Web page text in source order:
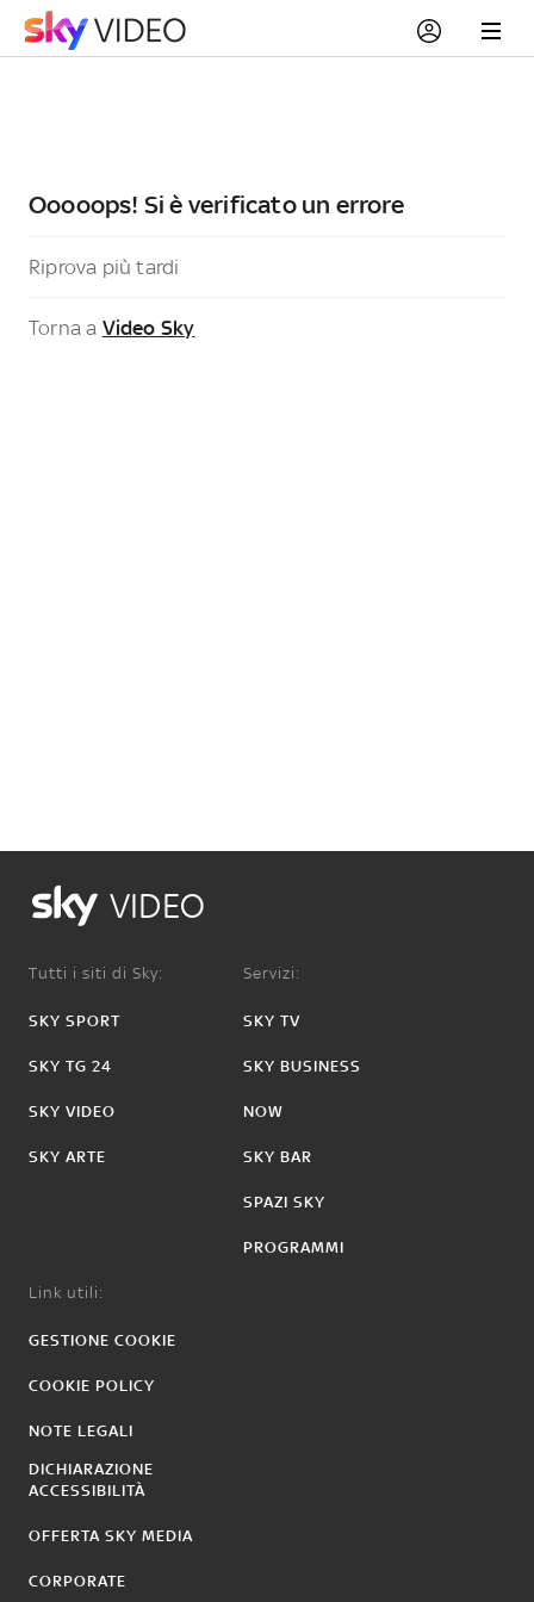
Ooooops! Si è verificato un errore
Riprova più tardi
Torna a Video Sky
VIDEO
Tutti i siti di Sky:
SKY SPORT
SKY TG 24
SKY VIDEO
SKY ARTE
Servizi:
SKY TV
SKY BUSINESS
NOW
SKY BAR
SPAZI SKY
PROGRAMMI
Link utili:
GESTIONE COOKIE
COOKIE POLICY
NOTE LEGALI
DICHIARAZIONE
ACCESSIBILITÀ
OFFERTA SKY MEDIA
CORPORATE